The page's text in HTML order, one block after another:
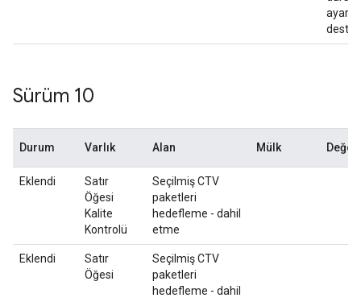
Sürüm 10
Durum Varlık Alan Mülk
Eklendi
Satır
Öğesi
Kalite
Kontrolü
Seçilmiş CTV
paketleri
hedefleme - dahil
etme
Eklendi
Satır
Öğesi
Seçilmiş CTV
paketleri
hedefleme - dahil